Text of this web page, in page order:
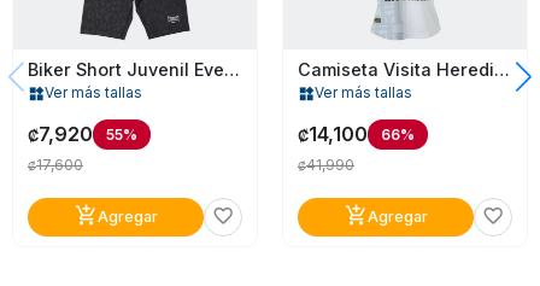
Biker Short Juvenil Everlast Leopard
widgetsVer más tallas
₡7,920 55%
₡17,600
add_shopping_cartAgregar favorite_border
Camiseta Visita Herediano Para Mujer
widgetsVer más tallas
₡14,100 66%
₡41,990
add_shopping_cartAgregar favorite_border